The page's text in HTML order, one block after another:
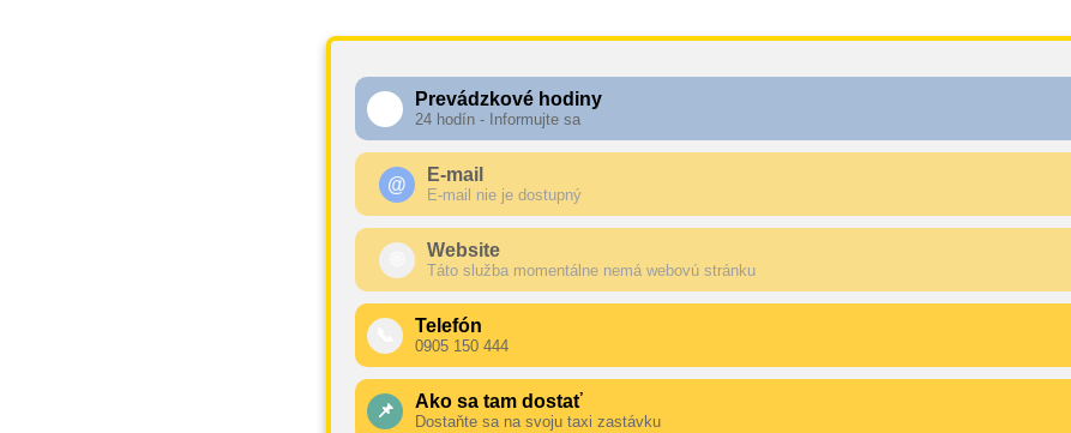
Prevádzkové hodiny
24 hodín - Informujte sa
@ E-mail
E-mail nie je dostupný
Website
Táto služba momentálne nemá webovú stránku
Telefón
0905 150 444
📌 Ako sa tam dostať
Dostaňte sa na svoju taxi zastávku